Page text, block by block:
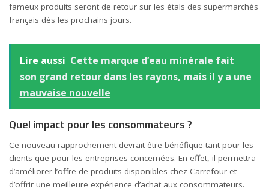
fameux produits seront de retour sur les étals des supermarchés
français dès les prochains jours.
Lire aussi Cette marque d’eau minérale fait
son grand retour dans les rayons, mais il y a une
mauvaise nouvelle
Quel impact pour les consommateurs ?
Ce nouveau rapprochement devrait être bénéfique tant pour les
clients que pour les entreprises concernées. En effet, il permettra
d’améliorer l’offre de produits disponibles chez Carrefour et
d’offrir une meilleure expérience d’achat aux consommateurs.